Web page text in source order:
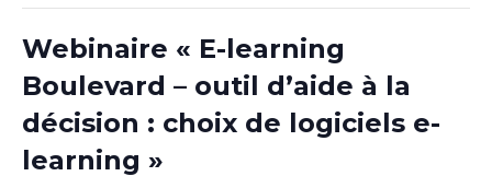
Webinaire « E-learning
Boulevard – outil d’aide à la
décision : choix de logiciels e-
learning »